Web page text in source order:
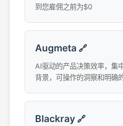
到您雇佣之前为$0
Augmeta 🔗
AI驱动的产品决策效率，集
背景，可操作的洞察和明确
Blackray 🔗